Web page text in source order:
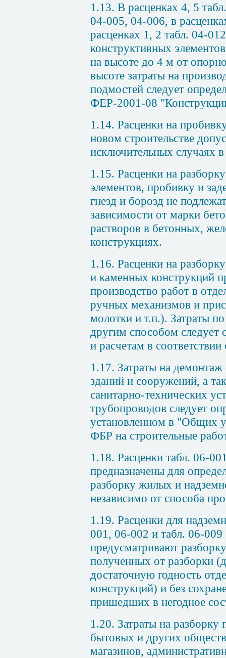
1.13. В расценках 4, 5
04-005, 04-006, в
расценках 1, 2 табл. 04-
конструктивных
на высоте до 4 м от
высоте затраты на
подмостей следует
ФЕР-2001-08
1.14. Расценки на
новом строительстве
исключительных случаях
1.15. Расценки на
элементов, пробивку и
гнезд и борозд не
зависимости от марки
растворов в бетонных,
конструкциях.
1.16. Расценки на
и каменных конструкций
производство работ в
ручных механизмов и
молотки и т.п.). Затраты
другим способом следует
и расчетам в
1.17. Затраты на
зданий и сооружений, а
санитарно-технических
трубопроводов следует
установленном в "Общих
ФБР на строительные
1.18. Расценки табл. 06-
предназначены для
разборку жилых и
независимо от способа
1.19. Расценки для
001, 06-002 и табл. 06-009
предусматривают
полученных от разборки
достаточную годность
конструкций) и без
пришедших в негодное
1.20. Затраты на разборку
бытовых и других
магазинов,